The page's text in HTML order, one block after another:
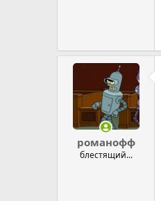
романофф
блестящий...